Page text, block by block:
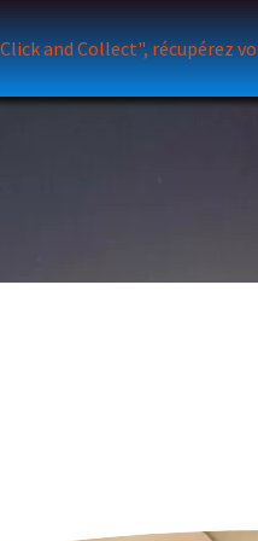
and Collect", récupérez